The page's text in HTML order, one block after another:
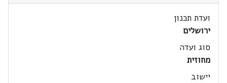
ועדת תכנון
ירושלים
סוג ועדה
מחוזית
יישוב